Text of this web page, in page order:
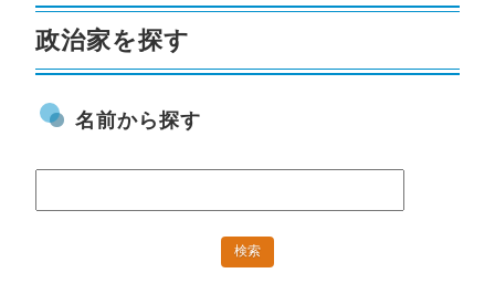
政治家を探す
名前から探す